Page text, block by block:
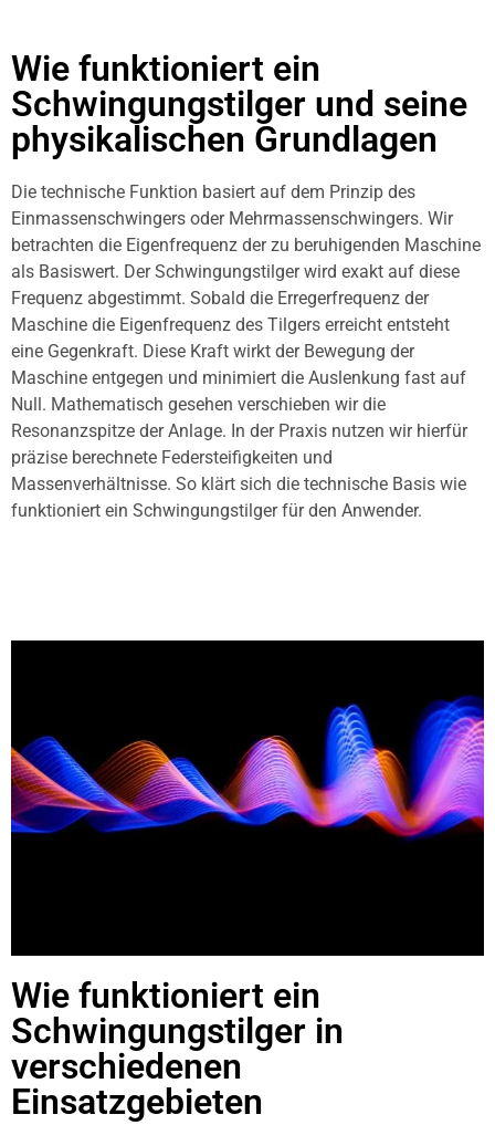
Wie funktioniert ein
Schwingungstilger und seine
physikalischen Grundlagen
Die technische Funktion basiert auf dem Prinzip des
Einmassenschwingers oder Mehrmassenschwingers. Wir
betrachten die Eigenfrequenz der zu beruhigenden Maschine
als Basiswert. Der Schwingungstilger wird exakt auf diese
Frequenz abgestimmt. Sobald die Erregerfrequenz der
Maschine die Eigenfrequenz des Tilgers erreicht entsteht
eine Gegenkraft. Diese Kraft wirkt der Bewegung der
Maschine entgegen und minimiert die Auslenkung fast auf
Null. Mathematisch gesehen verschieben wir die
Resonanzspitze der Anlage. In der Praxis nutzen wir hierfür
präzise berechnete Federsteifigkeiten und
Massenverhältnisse. So klärt sich die technische Basis wie
funktioniert ein Schwingungstilger für den Anwender.
Wie funktioniert ein
Schwingungstilger in
verschiedenen
Einsatzgebieten